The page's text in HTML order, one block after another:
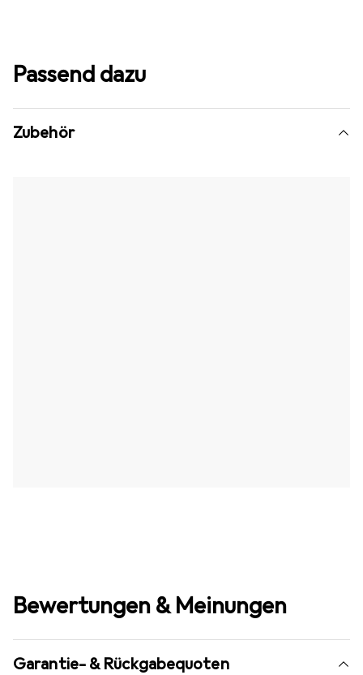
Passend dazu
Zubehör
Bewertungen & Meinungen
Garantie- & Rückgabequoten